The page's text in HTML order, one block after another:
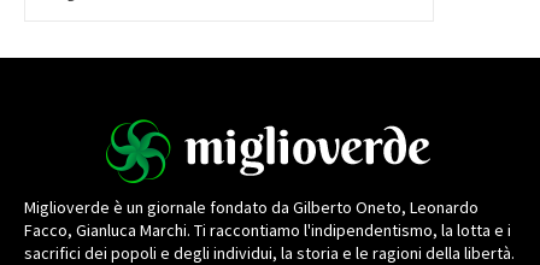
Miglioverde è un giornale fondato da Gilberto Oneto, Leonardo
Facco, Gianluca Marchi. Ti raccontiamo l'indipendentismo, la lotta e i
sacrifici dei popoli e degli individui, la storia e le ragioni della libertà.